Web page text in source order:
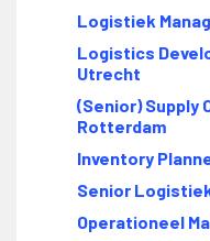
Logistiek
Logistics
Utrecht
(Senior) Supply
Rotterdam
Inventory
Senior
Operationeel